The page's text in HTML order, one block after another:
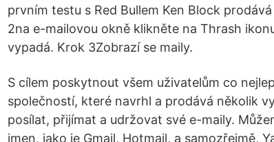
prvním testu s Red Bullem Ken Block
2na e-mailovou okně klikněte na Thrash
vypadá. Krok 3Zobrazí se maily.
S cílem poskytnout všem uživatelům co
společností, které navrhl a prodává několik
posílat, přijímat a udržovat své e-maily.
jmen, jako je Gmail, Hotmail, a samozřejmě,